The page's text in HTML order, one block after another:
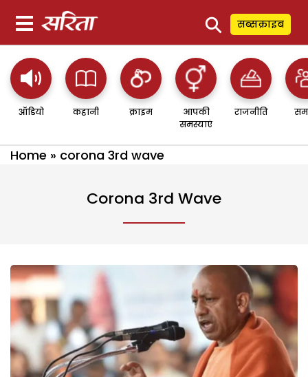
⚲ सब्सक्राइब
ऑडियो कहानी क्राइम
आपकी
समस्याएं
राजनीति
Home » corona 3rd wave
Corona 3rd Wave